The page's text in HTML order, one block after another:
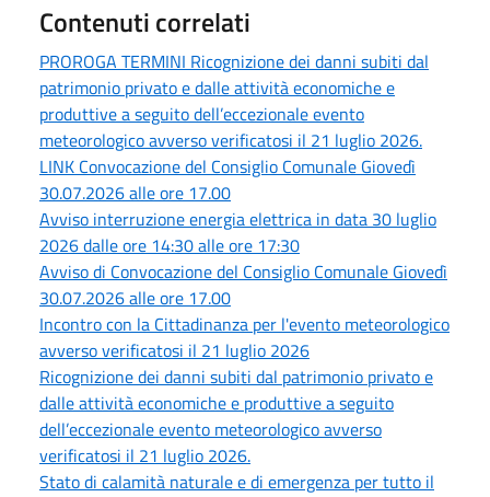
Contenuti correlati
PROROGA TERMINI Ricognizione dei danni subiti dal
patrimonio privato e dalle attività economiche e
produttive a seguito dell’eccezionale evento
meteorologico avverso verificatosi il 21 luglio 2026.
LINK Convocazione del Consiglio Comunale Giovedì
30.07.2026 alle ore 17.00
Avviso interruzione energia elettrica in data 30 luglio
2026 dalle ore 14:30 alle ore 17:30
Avviso di Convocazione del Consiglio Comunale Giovedì
30.07.2026 alle ore 17.00
Incontro con la Cittadinanza per l'evento meteorologico
avverso verificatosi il 21 luglio 2026
Ricognizione dei danni subiti dal patrimonio privato e
dalle attività economiche e produttive a seguito
dell’eccezionale evento meteorologico avverso
verificatosi il 21 luglio 2026.
Stato di calamità naturale e di emergenza per tutto il